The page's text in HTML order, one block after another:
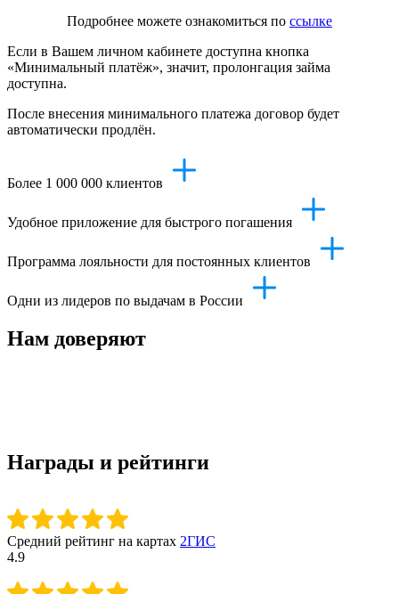
Подробнее можете ознакомиться по ссылке
Если в Вашем личном кабинете доступна кнопка
«Минимальный платёж», значит, пролонгация займа
доступна.
После внесения минимального платежа договор будет
автоматически продлён.
Более 1 000 000 клиентов
Удобное приложение для быстрого погашения
Программа лояльности для постоянных клиентов
Одни из лидеров по выдачам в России
Нам доверяют
Награды и рейтинги
Средний рейтинг на картах 2ГИС
4.9